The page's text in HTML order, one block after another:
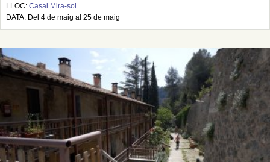
LLOC: Casal Mira-sol
DATA: Del 4 de maig al 25 de maig